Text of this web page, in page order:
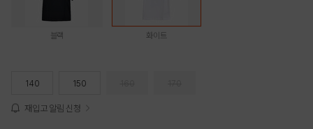
블랙 화이트
140 150
재입고 알림 신청